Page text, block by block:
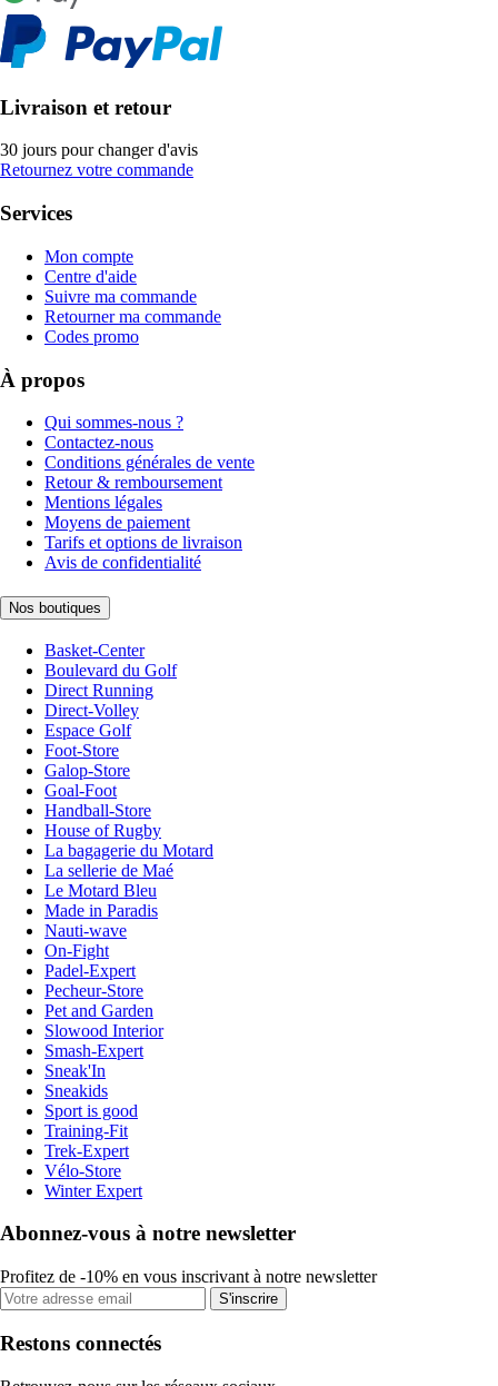
Livraison et retour
30 jours pour changer d'avis
Retournez votre commande
Services
Mon compte
Centre d'aide
Suivre ma commande
Retourner ma commande
Codes promo
À propos
Qui sommes-nous ?
Contactez-nous
Conditions générales de vente
Retour & remboursement
Mentions légales
Moyens de paiement
Tarifs et options de livraison
Avis de confidentialité
Nos boutiques
Basket-Center
Boulevard du Golf
Direct Running
Direct-Volley
Espace Golf
Foot-Store
Galop-Store
Goal-Foot
Handball-Store
House of Rugby
La bagagerie du Motard
La sellerie de Maé
Le Motard Bleu
Made in Paradis
Nauti-wave
On-Fight
Padel-Expert
Pecheur-Store
Pet and Garden
Slowood Interior
Smash-Expert
Sneak'In
Sneakids
Sport is good
Training-Fit
Trek-Expert
Vélo-Store
Winter Expert
Abonnez-vous à notre newsletter
Profitez de -10% en vous inscrivant à notre newsletter
S'inscrire
Restons connectés